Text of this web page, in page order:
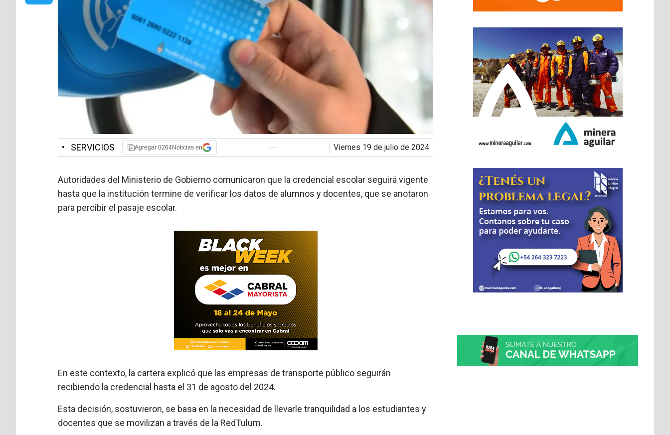
• SERVICIOS Agregar 0264Noticias en viernes 19 de julio de 2024
Autoridades del Ministerio de Gobierno comunicaron que la credencial escolar seguirá vigente
hasta que la institución termine de verificar los datos de alumnos y docentes, que se anotaron
para percibir el pasaje escolar.
En este contexto, la cartera explicó que las empresas de transporte público seguirán
recibiendo la credencial hasta el 31 de agosto del 2024.
Esta decisión, sostuvieron, se basa en la necesidad de llevarle tranquilidad a los estudiantes y
docentes que se movilizan a través de la RedTulum.